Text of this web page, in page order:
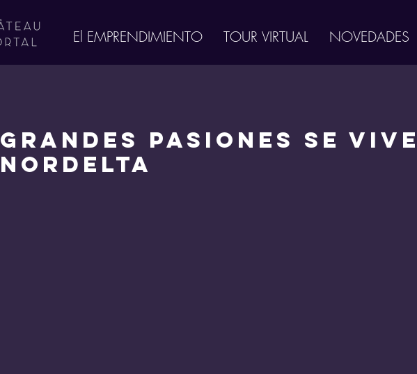
El EMPRENDIMIENTO TOUR VIRTUAL NOVEDADES
Grandes Pasiones se
Nordelta